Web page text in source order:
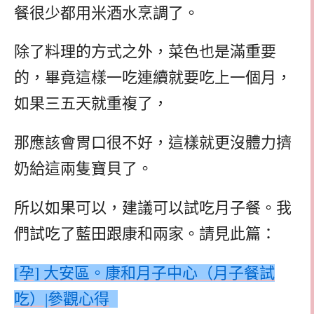
餐很少都用米酒水烹調了。
除了料理的方式之外，菜色也是滿重要
的，畢竟這樣一吃連續就要吃上一個月，
如果三五天就重複了，
那應該會胃口很不好，這樣就更沒體力擠
奶給這兩隻寶貝了。
所以如果可以，建議可以試吃月子餐。我
們試吃了藍田跟康和兩家。請見此篇：
[孕] 大安區。康和月子中心（月子餐試
吃）|參觀心得